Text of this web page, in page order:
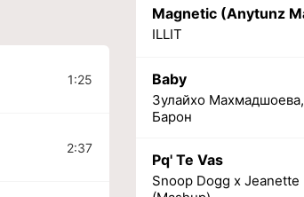
1:25
2:37
ILLIT
Baby
Зулайхо Махмадшоева,
Барон
Pq' Te Vas
Snoop Dogg x Jeanette